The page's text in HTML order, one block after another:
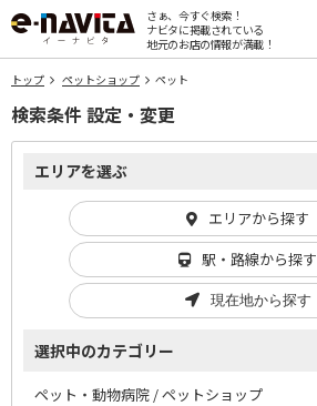
さぁ、今すぐ検索！
ナビタに掲載されている
地元のお店の情報が満載！
トップ ペットショップ ペット
検索条件 設定・変更
エリアを選ぶ
エリアから探す
駅・路線から探す
現在地から探す
選択中のカテゴリー
ペット・動物病院 / ペットショップ